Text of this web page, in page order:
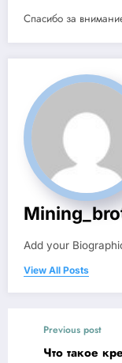
Спасибо за
Add your
View All Posts
Previous post
Что такое